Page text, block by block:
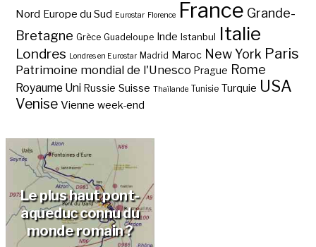
Nord Europe du Sud Eurostar Florence France Grande-
Bretagne Grèce Guadeloupe Inde Istanbul Italie
Londres Londres en Eurostar Madrid Maroc New York Paris
Patrimoine mondial de l'Unesco Prague Rome
Royaume Uni Russie Suisse Thaïlande Tunisie Turquie USA
Venise Vienne week-end
Le plus haut pont-
aqueduc connu du
monde romain ?